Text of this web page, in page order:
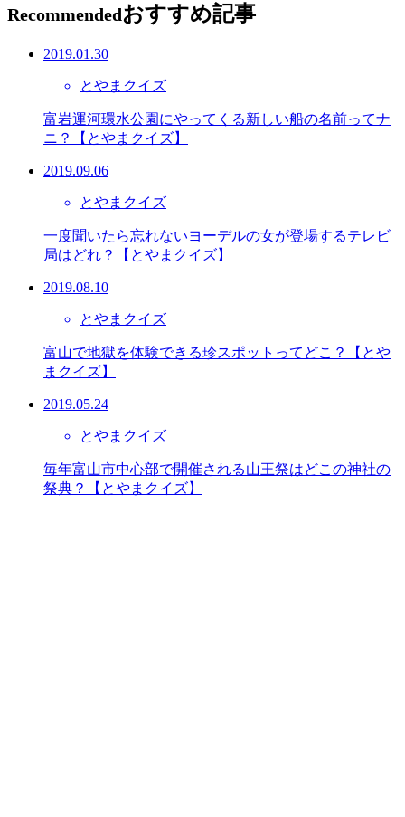
Recommendedおすすめ記事
2019.01.30
とやまクイズ
富岩運河環水公園にやってくる新しい船の名前ってナ
ニ？【とやまクイズ】
2019.09.06
とやまクイズ
一度聞いたら忘れないヨーデルの女が登場するテレビ
局はどれ？【とやまクイズ】
2019.08.10
とやまクイズ
富山で地獄を体験できる珍スポットってどこ？【とや
まクイズ】
2019.05.24
とやまクイズ
毎年富山市中心部で開催される山王祭はどこの神社の
祭典？【とやまクイズ】